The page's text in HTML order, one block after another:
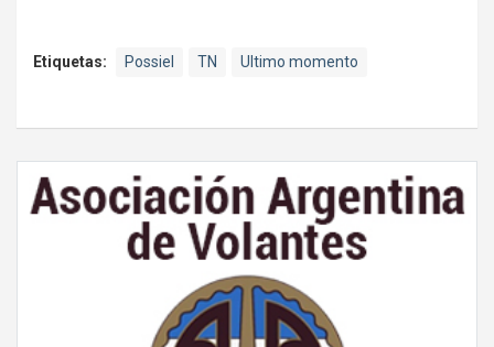
Etiquetas: Possiel TN Ultimo momento